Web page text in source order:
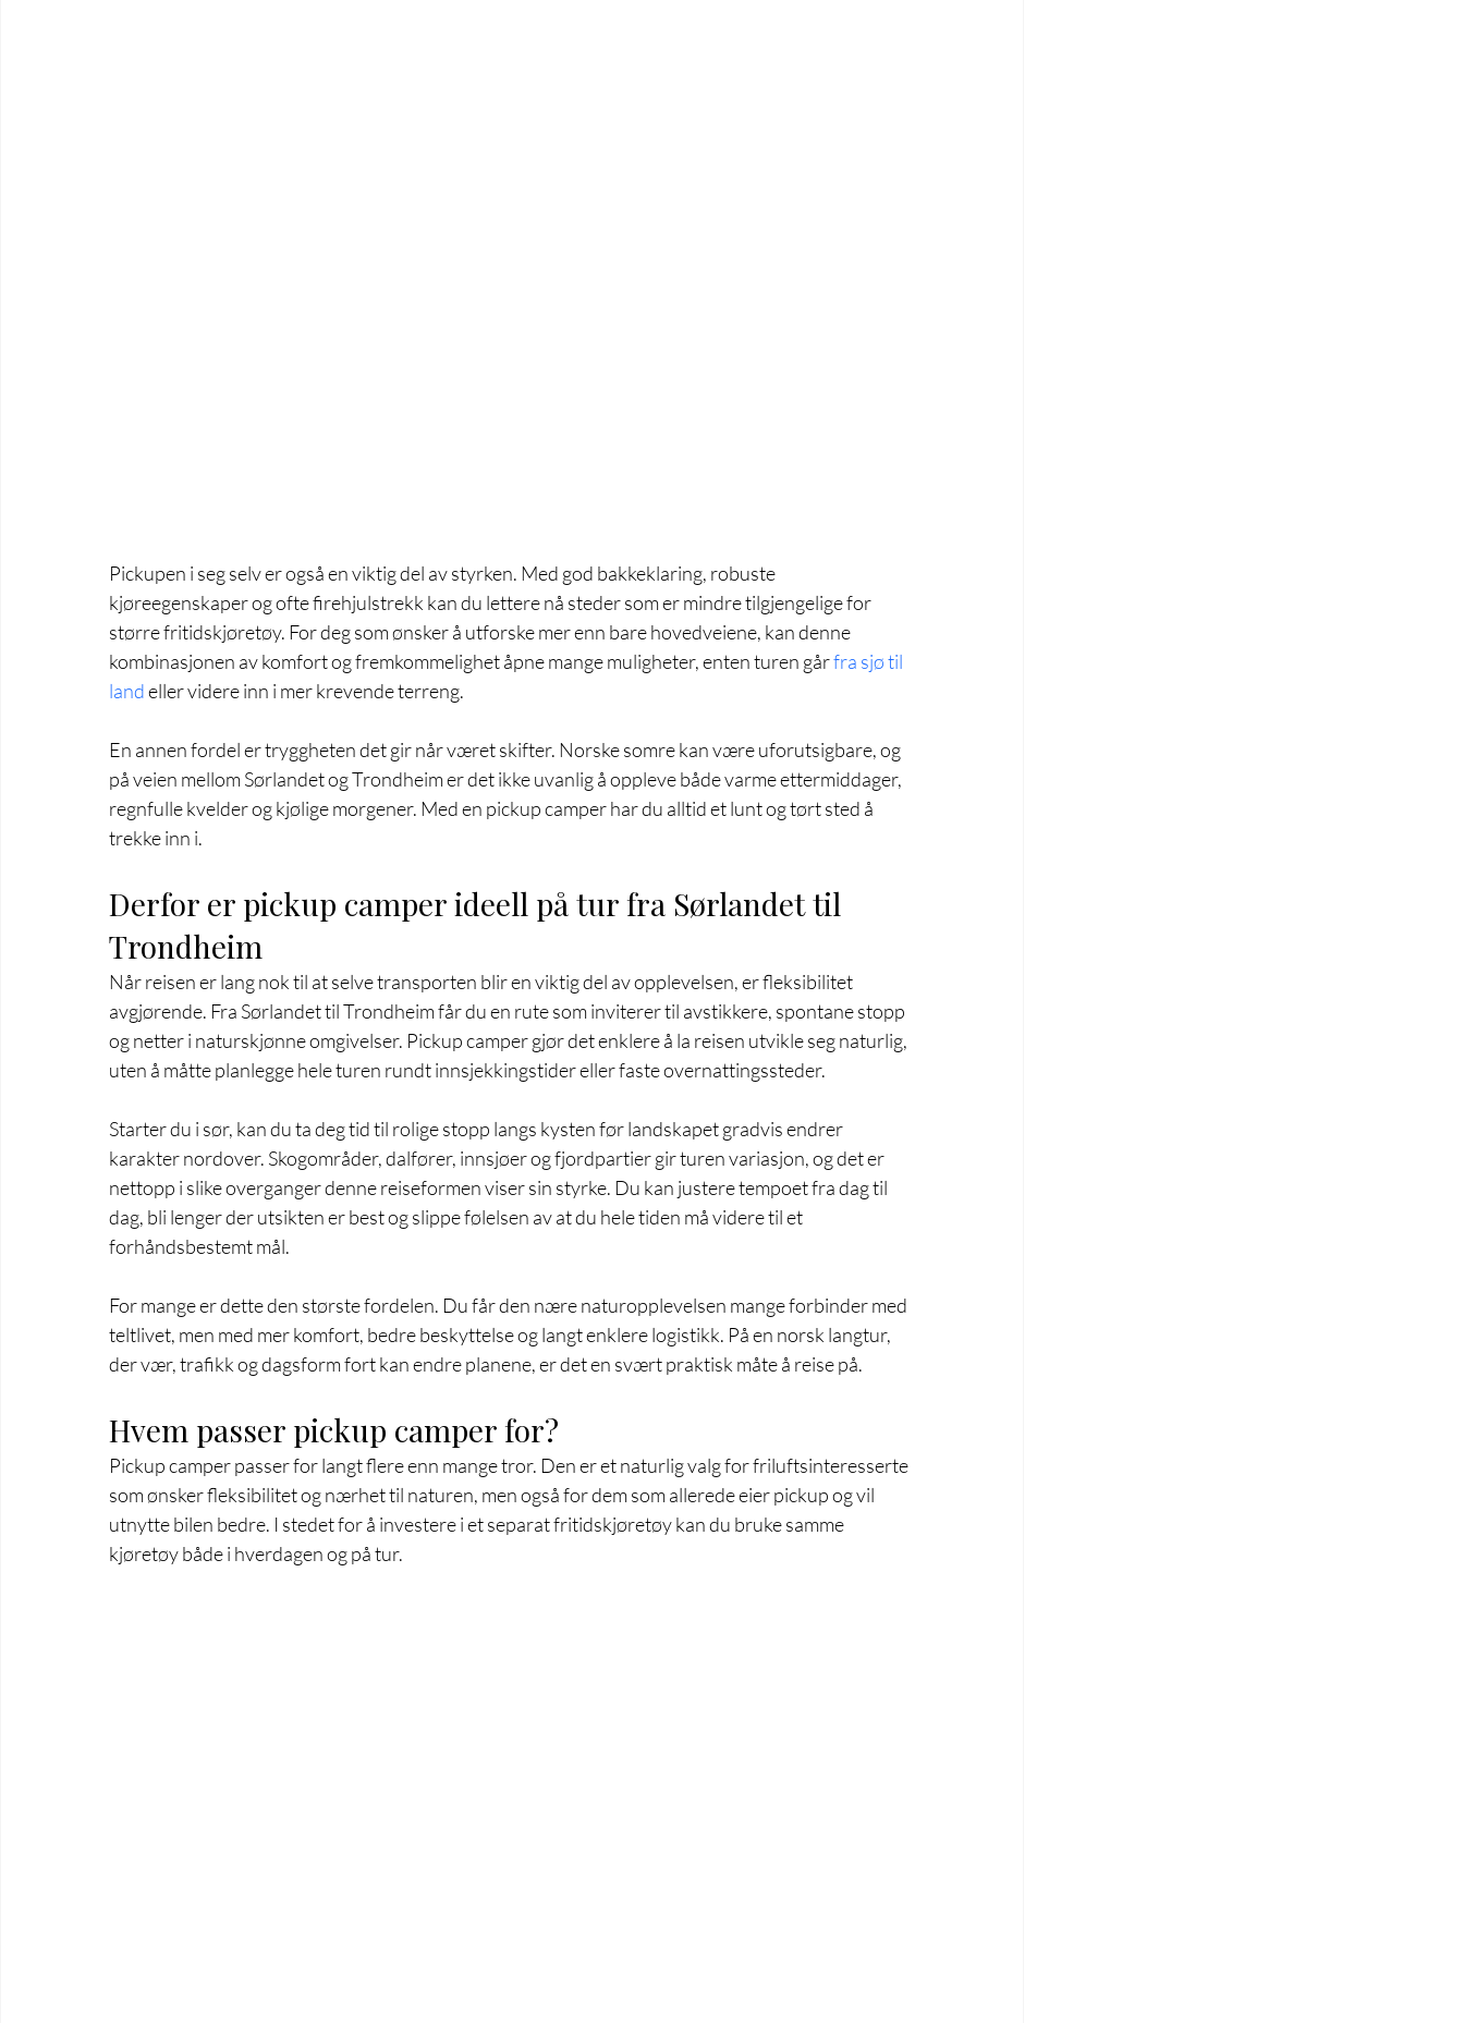
Pickupen i seg selv er også en viktig del av styrken. Med god bakkeklaring, robuste
kjøreegenskaper og ofte firehjulstrekk kan du lettere nå steder som er mindre tilgjengelige for
større fritidskjøretøy. For deg som ønsker å utforske mer enn bare hovedveiene, kan denne
kombinasjonen av komfort og fremkommelighet åpne mange muligheter, enten turen går fra sjø til
land eller videre inn i mer krevende terreng.
En annen fordel er tryggheten det gir når været skifter. Norske somre kan være uforutsigbare, og
på veien mellom Sørlandet og Trondheim er det ikke uvanlig å oppleve både varme ettermiddager,
regnfulle kvelder og kjølige morgener. Med en pickup camper har du alltid et lunt og tørt sted å
trekke inn i.
Derfor er pickup camper ideell på tur fra Sørlandet til
Trondheim
Når reisen er lang nok til at selve transporten blir en viktig del av opplevelsen, er fleksibilitet
avgjørende. Fra Sørlandet til Trondheim får du en rute som inviterer til avstikkere, spontane stopp
og netter i naturskjønne omgivelser. Pickup camper gjør det enklere å la reisen utvikle seg naturlig,
uten å måtte planlegge hele turen rundt innsjekkingstider eller faste overnattingssteder.
Starter du i sør, kan du ta deg tid til rolige stopp langs kysten før landskapet gradvis endrer
karakter nordover. Skogområder, dalfører, innsjøer og fjordpartier gir turen variasjon, og det er
nettopp i slike overganger denne reiseformen viser sin styrke. Du kan justere tempoet fra dag til
dag, bli lenger der utsikten er best og slippe følelsen av at du hele tiden må videre til et
forhåndsbestemt mål.
For mange er dette den største fordelen. Du får den nære naturopplevelsen mange forbinder med
teltlivet, men med mer komfort, bedre beskyttelse og langt enklere logistikk. På en norsk langtur,
der vær, trafikk og dagsform fort kan endre planene, er det en svært praktisk måte å reise på.
Hvem passer pickup camper for?
Pickup camper passer for langt flere enn mange tror. Den er et naturlig valg for friluftsinteresserte
som ønsker fleksibilitet og nærhet til naturen, men også for dem som allerede eier pickup og vil
utnytte bilen bedre. I stedet for å investere i et separat fritidskjøretøy kan du bruke samme
kjøretøy både i hverdagen og på tur.